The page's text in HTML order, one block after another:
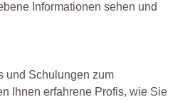
Informationen sehen und
und Schulungen zum
Ihnen erfahrene Profis, wie Sie